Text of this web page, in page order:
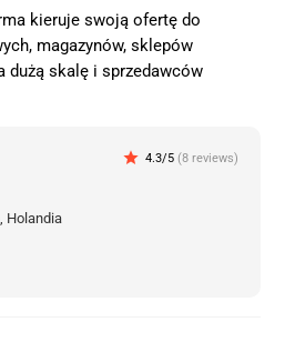
kieruje swoją ofertę do
magazynów, sklepów
dużą skalę i sprzedawców
star 4.3/5 (8 reviews)
Holandia